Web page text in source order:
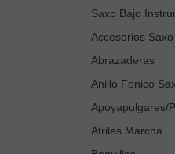
Saxo Bajo
Accesorios Saxo
Abrazaderas
Anillo Fonico
Apoyapulgares/
Atriles Marcha